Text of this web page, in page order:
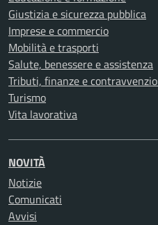
Giustizia e sicurezza pubblica
Imprese e commercio
Mobilità e trasporti
Salute, benessere e assistenza
Tributi, finanze e
Turismo
Vita lavorativa
NOVITÀ
Notizie
Comunicati
Avvisi